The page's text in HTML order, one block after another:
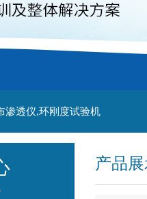
渗透仪,环刚度试验机
产品